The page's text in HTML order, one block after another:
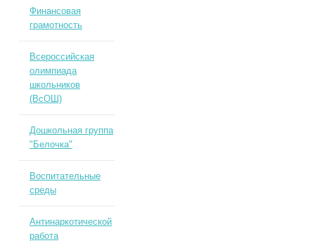
Финансовая
грамотность
Всероссийская
олимпиада
школьников
(ВсОШ)
Дошкольная группа
"Белочка"
Воспитательные
среды
Антинаркотической
работа